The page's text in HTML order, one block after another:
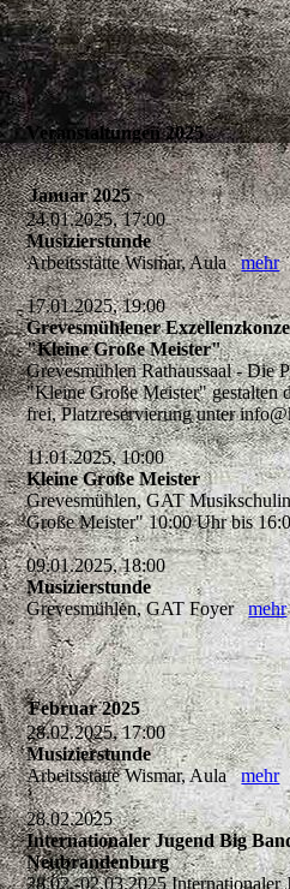
Veranstaltungen 2025
Januar 2025
24.01.2025, 17:00
Musizierstunde
Arbeitsstätte Wismar, Aulamehr
17.01.2025, 19:00
Grevesmühlener
"Kleine Große Meister"
Grevesmühlen Rathaussaal - Die
"Kleine Große Meister" gestalten
frei, Platzreservierung unter
11.01.2025, 10:00
Kleine Große Meister
Grevesmühlen, GAT
Große Meister" 10:00 Uhr bis
09.01.2025, 18:00
Musizierstunde
Grevesmühlen, GAT Foyermehr
Februar 2025
28.02.2025, 17:00
Musizierstunde
Arbeitsstätte Wismar, Aulamehr
28.02.2025
Internationaler Jugend Big
Neubrandenburg
28.02.-02.03.2025